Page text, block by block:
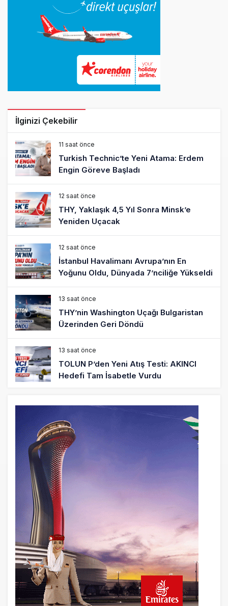
İlginizi Çekebilir
11 saat önce
Turkish Technic’te Yeni Atama: Erdem
Engin Göreve Başladı
12 saat önce
THY, Yaklaşık 4,5 Yıl Sonra Minsk’e
Yeniden Uçacak
12 saat önce
İstanbul Havalimanı Avrupa’nın En
Yoğunu Oldu, Dünyada 7’nciliğe Yükseldi
13 saat önce
THY’nin Washington Uçağı Bulgaristan
Üzerinden Geri Döndü
13 saat önce
TOLUN P’den Yeni Atış Testi: AKINCI
Hedefi Tam İsabetle Vurdu
Türkiye’nin Milli Motor Projelerinde Yeni
Dönem: TEI TEKNOLOJİ Kuruldu